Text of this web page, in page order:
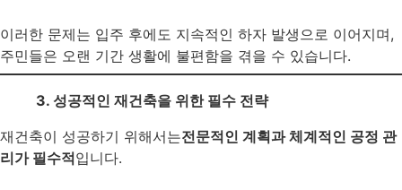
이러한 문제는 입주 후에도 지속적인 하자 발생으로 이어지며,
주민들은 오랜 기간 생활에 불편함을 겪을 수 있습니다.
3. 성공적인 재건축을 위한 필수 전략
재건축이 성공하기 위해서는전문적인 계획과 체계적인 공정 관
리가 필수적입니다.